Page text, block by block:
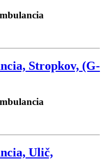
Stropkov, (G-
Ulič,